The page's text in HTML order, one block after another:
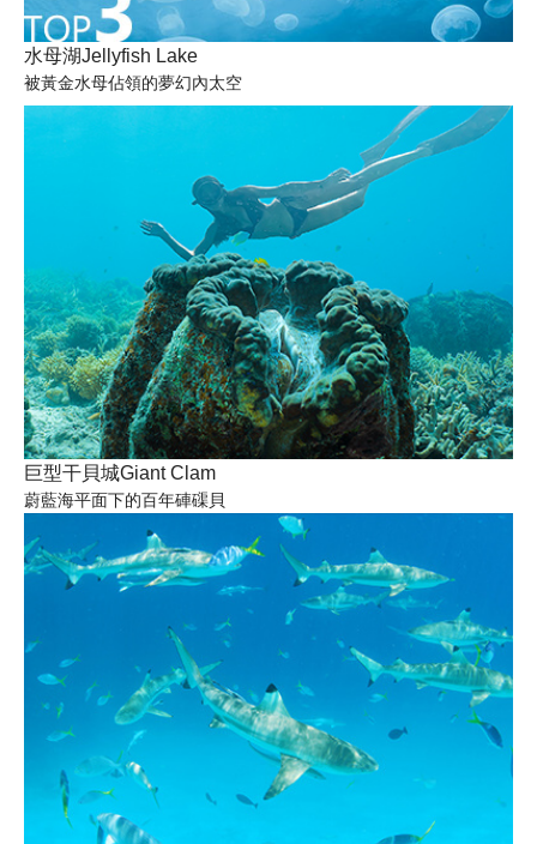
水母湖Jellyfish Lake
被黃金水母佔領的夢幻內太空
巨型干貝城Giant Clam
蔚藍海平面下的百年硨磲貝